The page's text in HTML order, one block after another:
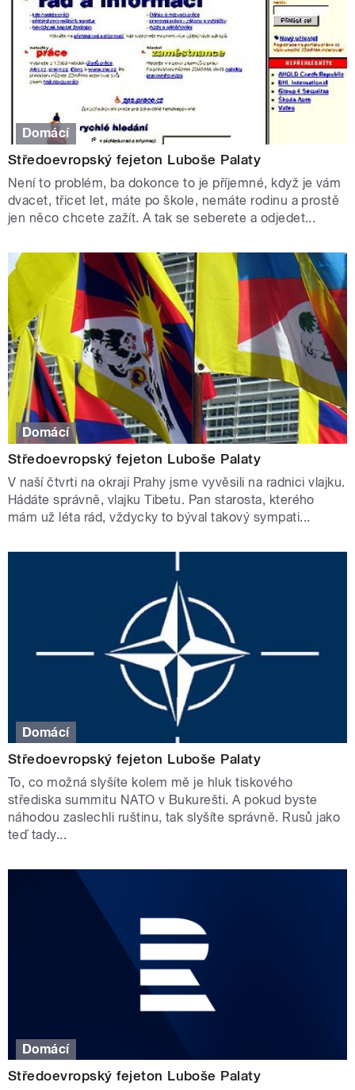
Domácí
Středoevropský fejeton Luboše Palaty
Není to problém, ba dokonce to je příjemné, když je vám
dvacet, třicet let, máte po škole, nemáte rodinu a prostě
jen něco chcete zažít. A tak se seberete a odjedet...
Domácí
Středoevropský fejeton Luboše Palaty
V naší čtvrti na okraji Prahy jsme vyvěsili na radnici vlajku.
Hádáte správně, vlajku Tibetu. Pan starosta, kterého
mám už léta rád, vždycky to býval takový sympati...
Domácí
Středoevropský fejeton Luboše Palaty
To, co možná slyšíte kolem mě je hluk tiskového
střediska summitu NATO v Bukurešti. A pokud byste
náhodou zaslechli ruštinu, tak slyšíte správně. Rusů jako
teď tady...
Domácí
Středoevropský fejeton Luboše Palaty